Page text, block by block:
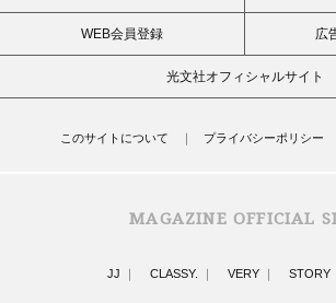
WEB会員登録 広
光文社オフィシャルサイト
このサイトについて プライバシーポリシー
MAGAZINE OFFICIAL
JJ CLASSY. VERY STORY